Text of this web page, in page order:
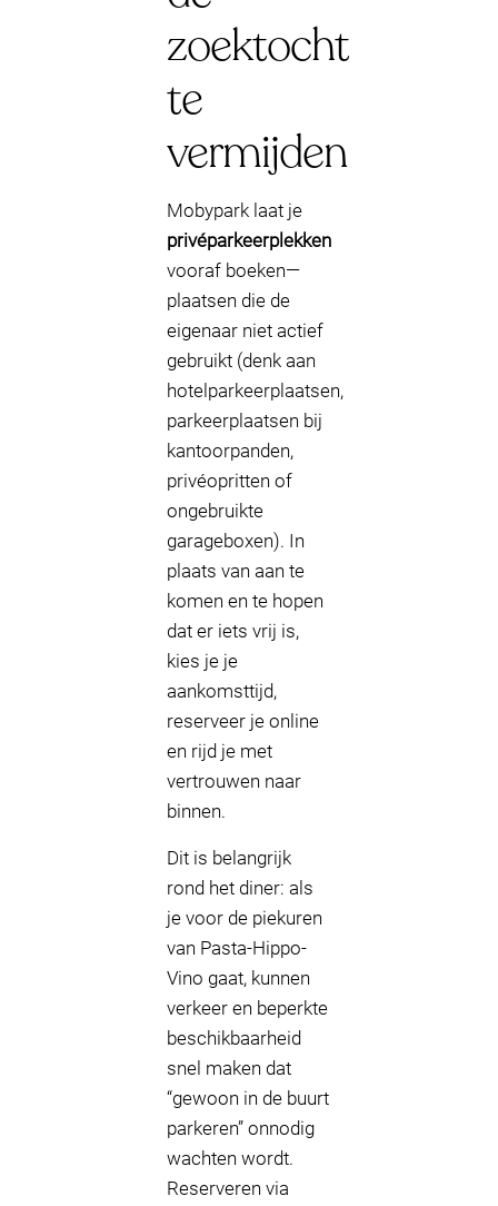
zoektocht
te
vermijden
Mobypark laat je
privéparkeerplekken
vooraf boeken—
plaatsen die de
eigenaar niet actief
gebruikt (denk aan
hotelparkeerplaatsen,
parkeerplaatsen bij
kantoorpanden,
privéopritten of
ongebruikte
garageboxen). In
plaats van aan te
komen en te hopen
dat er iets vrij is,
kies je je
aankomsttijd,
reserveer je online
en rijd je met
vertrouwen naar
binnen.
Dit is belangrijk
rond het diner: als
je voor de piekuren
van Pasta-Hippo-
Vino gaat, kunnen
verkeer en beperkte
beschikbaarheid
snel maken dat
“gewoon in de buurt
parkeren” onnodig
wachten wordt.
Reserveren via